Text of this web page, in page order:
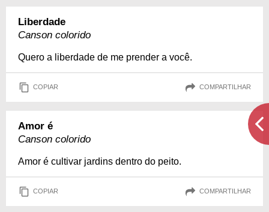
Liberdade
Canson colorido
Quero a liberdade de me prender a você.
COPIAR COMPARTILHAR
Amor é
Canson colorido
Amor é cultivar jardins dentro do peito.
COPIAR COMPARTILHAR